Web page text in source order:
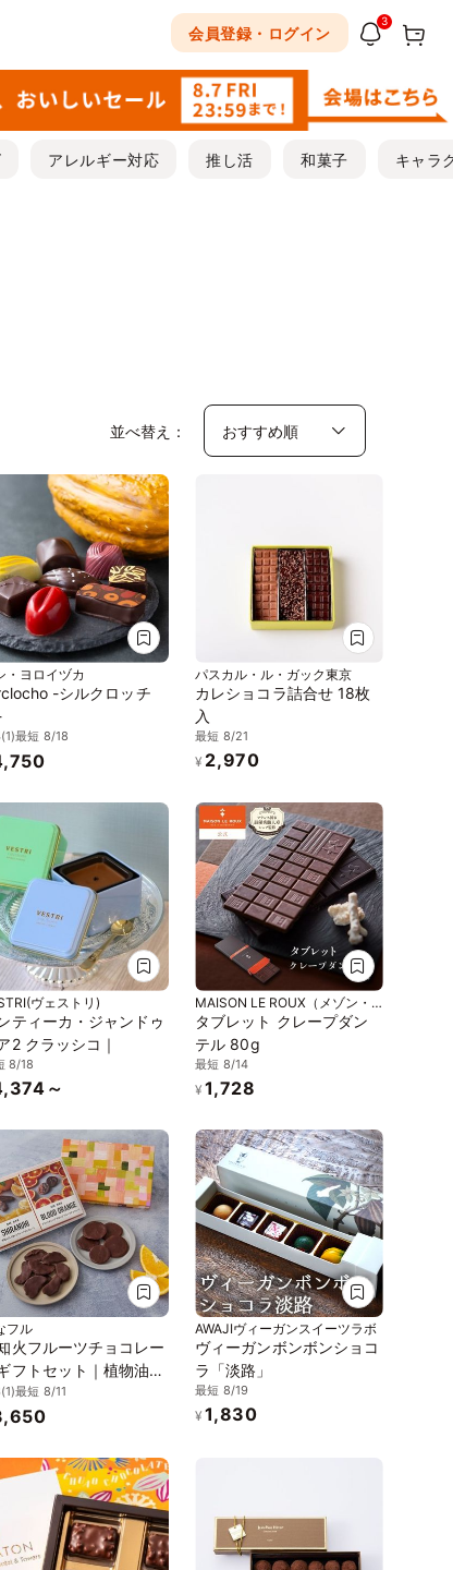
会員登録・ログイン
3
アレルギー対応 推し活 和菓子 キャラ
並べ替え：
・ヨロイヅカ
-シルクロッチ
(1)最短 8/18
パスカル・ル・ガック東京
カレショコラ詰合せ 18枚
入
最短 8/21
¥ 2,970
ヴェストリ)
ティーカ・ジャンドゥ
2 クラッシコ｜
8/18
～
MAISON LE ROUX（メゾン・
ルルー）
タブレット クレープダン
テル 80g
最短 8/14
¥ 1,728
フル
火フルーツチョコレー
フトセット｜植物油脂
用カカオ60％ダーク
コレート 御中元 御歳
(1)最短 8/11
AWAJIヴィーガンスイーツラボ
ヴィーガンボンボンショコ
ラ「淡路」
最短 8/19
¥ 1,830